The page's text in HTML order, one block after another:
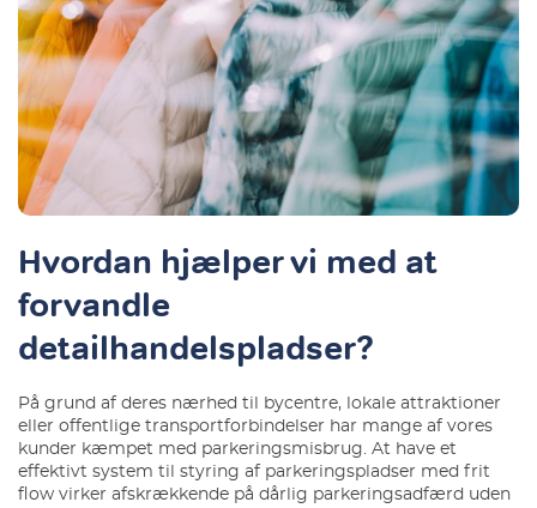
Hvordan hjælper vi med at
forvandle
detailhandelspladser?
På grund af deres nærhed til bycentre, lokale attraktioner
eller offentlige transportforbindelser har mange af vores
kunder kæmpet med parkeringsmisbrug. At have et
effektivt system til styring af parkeringspladser med frit
flow virker afskrækkende på dårlig parkeringsadfærd uden